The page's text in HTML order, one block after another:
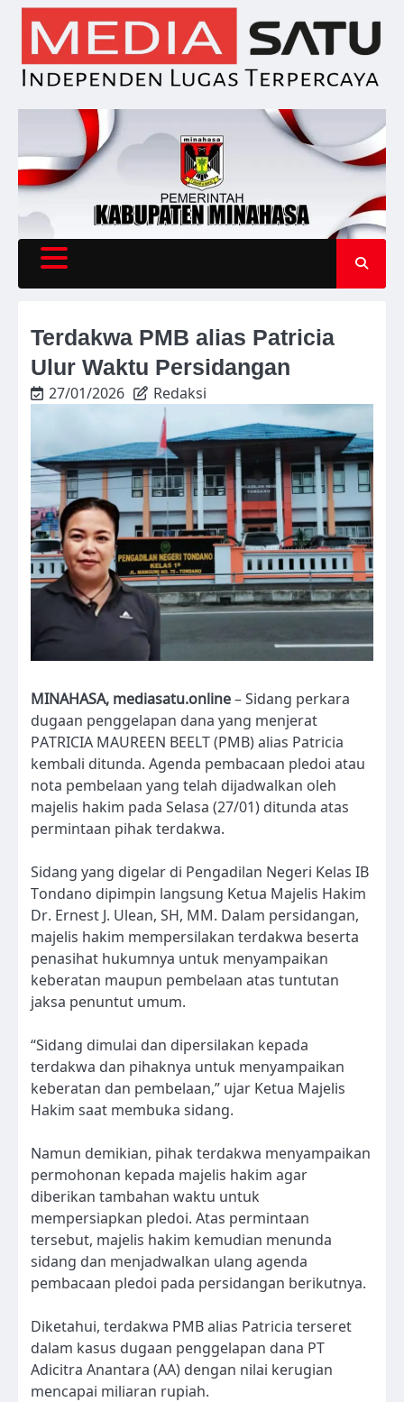
Skip
content
Terdakwa PMB alias Patricia
Ulur Waktu Persidangan
27/01/2026 Redaksi
MINAHASA, mediasatu.online– Sidang perkara
dugaan penggelapan dana yang menjerat
PATRICIA MAUREEN BEELT (PMB) alias Patricia
kembali ditunda. Agenda pembacaan pledoi atau
nota pembelaan yang telah dijadwalkan oleh
majelis hakim pada Selasa (27/01) ditunda atas
permintaan pihak terdakwa.
Sidang yang digelar di Pengadilan Negeri Kelas IB
Tondano dipimpin langsung Ketua Majelis Hakim
Dr. Ernest J. Ulean, SH, MM. Dalam persidangan,
majelis hakim mempersilakan terdakwa beserta
penasihat hukumnya untuk menyampaikan
keberatan maupun pembelaan atas tuntutan
jaksa penuntut umum.
“Sidang dimulai dan dipersilakan kepada
terdakwa dan pihaknya untuk menyampaikan
keberatan dan pembelaan,” ujar Ketua Majelis
Hakim saat membuka sidang.
Namun demikian, pihak terdakwa menyampaikan
permohonan kepada majelis hakim agar
diberikan tambahan waktu untuk
mempersiapkan pledoi. Atas permintaan
tersebut, majelis hakim kemudian menunda
sidang dan menjadwalkan ulang agenda
pembacaan pledoi pada persidangan berikutnya.
Diketahui, terdakwa PMB alias Patricia terseret
dalam kasus dugaan penggelapan dana PT
Adicitra Anantara (AA) dengan nilai kerugian
mencapai miliaran rupiah.